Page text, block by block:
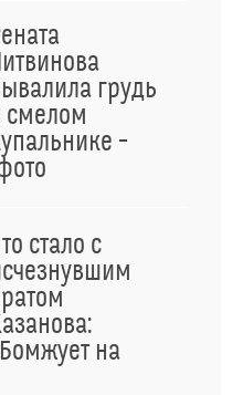
грудь
смелом
–
стало с
на